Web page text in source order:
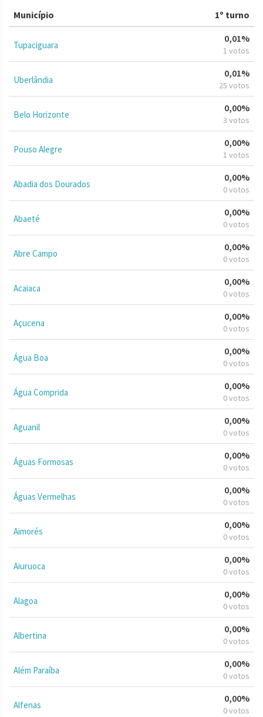
Município 1º turno
Tupaciguara
0,01%
1 votos
Uberlândia
0,01%
25 votos
Belo Horizonte
0,00%
3 votos
Pouso Alegre
0,00%
1 votos
Abadia dos Dourados
0,00%
0 votos
Abaeté
0,00%
0 votos
Abre Campo
0,00%
0 votos
Acaiaca
0,00%
0 votos
Açucena
0,00%
0 votos
Água Boa
0,00%
0 votos
Água Comprida
0,00%
0 votos
Aguanil
0,00%
0 votos
Águas Formosas
0,00%
0 votos
Águas Vermelhas
0,00%
0 votos
Aimorés
0,00%
0 votos
Aiuruoca
0,00%
0 votos
Alagoa
0,00%
0 votos
Albertina
0,00%
0 votos
Além Paraíba
0,00%
0 votos
Alfenas
0,00%
0 votos